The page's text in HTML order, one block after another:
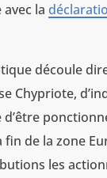
la
découle
Chypriote,
fin de la zone
les